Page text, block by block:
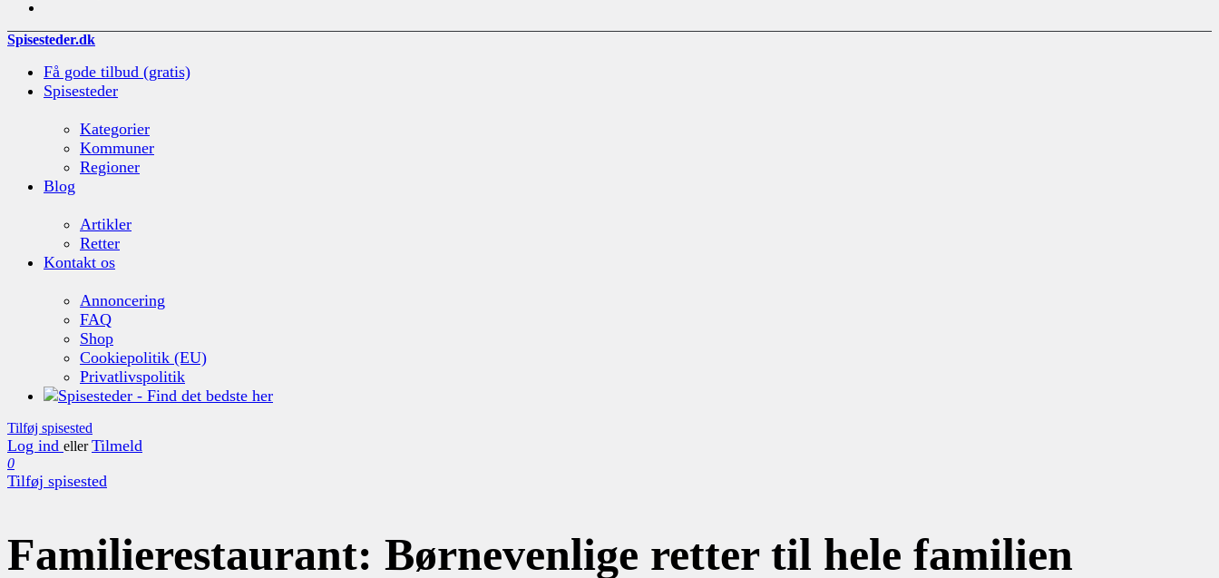
Spisesteder.dk
Få gode tilbud (gratis)
Spisesteder
Kategorier
Kommuner
Regioner
Blog
Artikler
Retter
Kontakt os
Annoncering
FAQ
Shop
Cookiepolitik (EU)
Privatlivspolitik
Tilføj spisested
Log ind eller Tilmeld
0
Tilføj spisested
Familierestaurant: Børnevenlige retter til hele familien